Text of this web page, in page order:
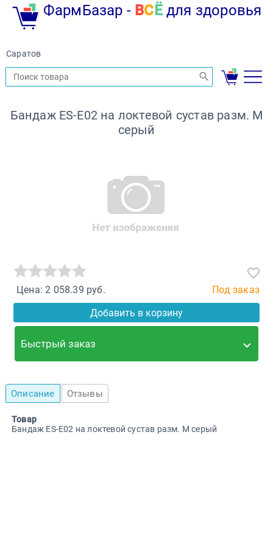
ФармБазар - ВС Ёдля здоровья
Саратов
Бандаж ES-E02 на локтевой сустав разм. M
серый
Цена: 2 058.39 руб.
Под заказ
Добавить в корзину
Быстрый заказ
Описание Отзывы
Товар
Бандаж ES-E02 на локтевой сустав разм. M серый